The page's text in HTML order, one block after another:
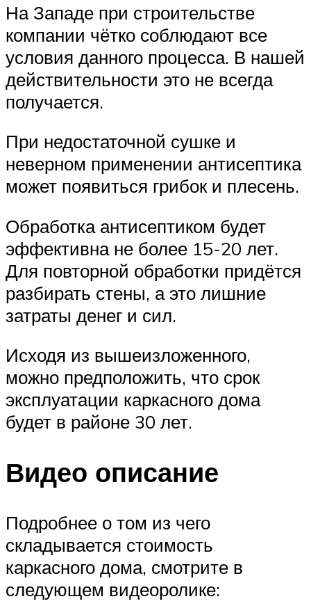
На Западе при строительстве
компании чётко соблюдают все
условия данного процесса. В нашей
действительности это не всегда
получается.
При недостаточной сушке и
неверном применении антисептика
может появиться грибок и плесень.
Обработка антисептиком будет
эффективна не более 15-20 лет.
Для повторной обработки придётся
разбирать стены, а это лишние
затраты денег и сил.
Исходя из вышеизложенного,
можно предположить, что срок
эксплуатации каркасного дома
будет в районе 30 лет.
Видео описание
Подробнее о том из чего
складывается стоимость
каркасного дома, смотрите в
следующем видеоролике: